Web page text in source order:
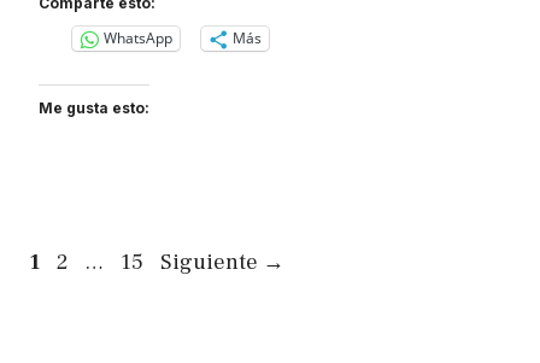
WhatsApp Más
Me gusta esto:
Página
1 Página
2 … Página
15 Siguiente →